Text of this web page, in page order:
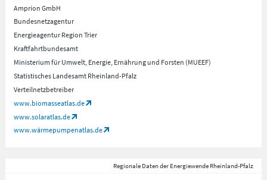
Amprion GmbH
Bundesnetzagentur
Energieagentur Region Trier
Kraftfahrtbundesamt
Ministerium für Umwelt, Energie, Ernährung und Forsten (MUEEF)
Statistisches Landesamt Rheinland-Pfalz
Verteilnetzbetreiber
www.biomasseatlas.de
www.solaratlas.de
www.wärmepumpenatlas.de
Regionale Daten der Energiewende Rheinland-Pfalz